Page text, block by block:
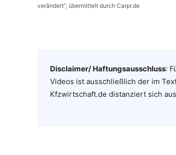
verändert“, übermittelt durch Carpr.de
Disclaimer/ Haftungsausschluss:
Videos ist ausschließlich der im
Kfzwirtschaft.de distanziert sich